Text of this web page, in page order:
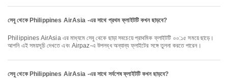
সেবু থেকে Philippines AirAsia -এর সাথে প্রথম ফ্লাইটটি কখন ছাড়বে?
Philippines AirAsia এর মাধ্যমে সেবু থেকে ছাড়া সবচেয়ে প্রাথমিক ফ্লাইটটি ০০:১৫ সময়ে ছাড়ে।
আপনি এই সময়সূচি দেখতে এবং Airpaz-এ উপলব্ধ অন্যান্য ফ্লাইটের সঙ্গে তুলনা করতে পারেন।
সেবু থেকে Philippines AirAsia -এর সাথে সর্বশেষ ফ্লাইটটি কখন ছাড়বে?